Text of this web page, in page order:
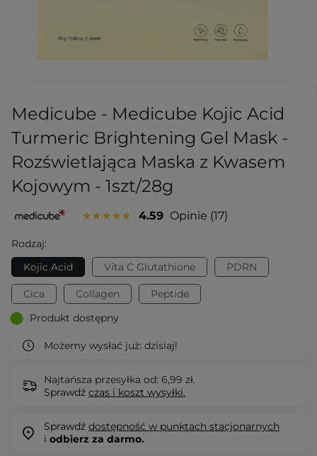
Medicube - Medicube Kojic Acid
Turmeric Brightening Gel Mask -
Rozświetlająca Maska z Kwasem
Kojowym - 1szt/28g
4.59 Opinie 17
Rodzaj:
Kojic Acid
Vita C Glutathione PDRN
Cica Collagen
Peptide
Produkt dostępny
Możemy wysłać już: dzisiaj!
Najtańsza przesyłka od: 6,99 zł.
Sprawdź czas i koszt wysyłki.
Sprawdź dostępność w punktach stacjonarnych
i odbierz za darmo.